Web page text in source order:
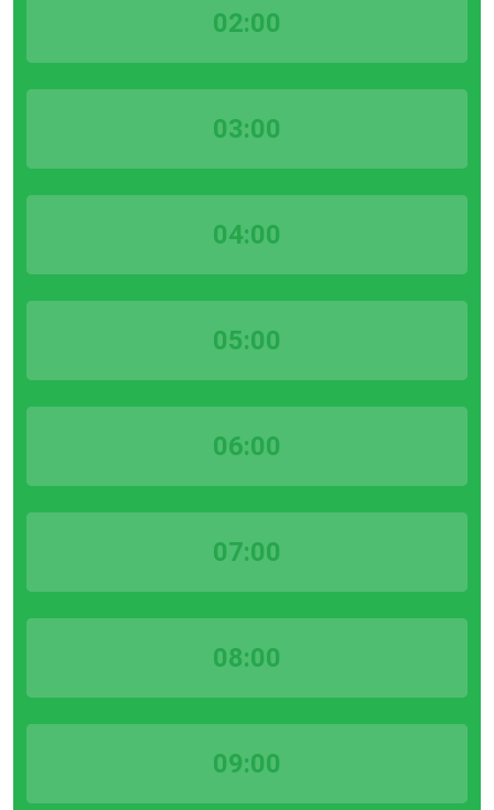
02:00
03:00
04:00
05:00
06:00
07:00
08:00
09:00